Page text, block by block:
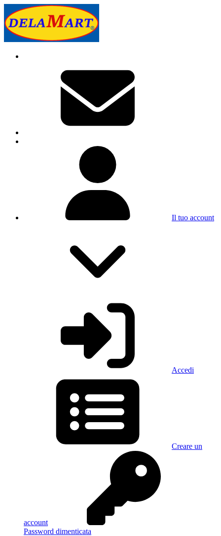
Il tuo account
Accedi
Creare un
account
Password dimenticata